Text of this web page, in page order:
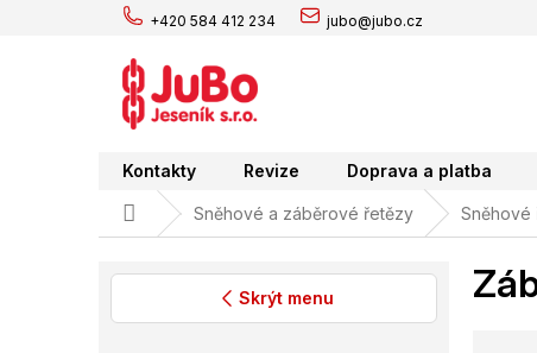
+420 584 412 234 jubo@jubo.cz
Kontakty Revize Doprava a platba
Domů Sněhové a záběrové řetězy Sněhové
Skrýt menu